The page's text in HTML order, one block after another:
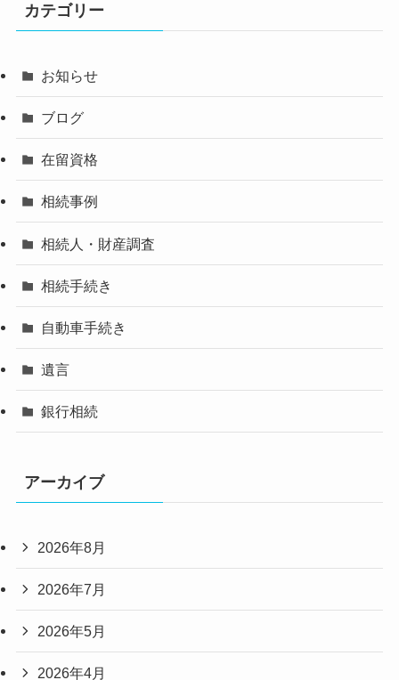
カテゴリー
お知らせ
ブログ
在留資格
相続事例
相続人・財産調査
相続手続き
自動車手続き
遺言
銀行相続
アーカイブ
2026年8月
2026年7月
2026年5月
2026年4月